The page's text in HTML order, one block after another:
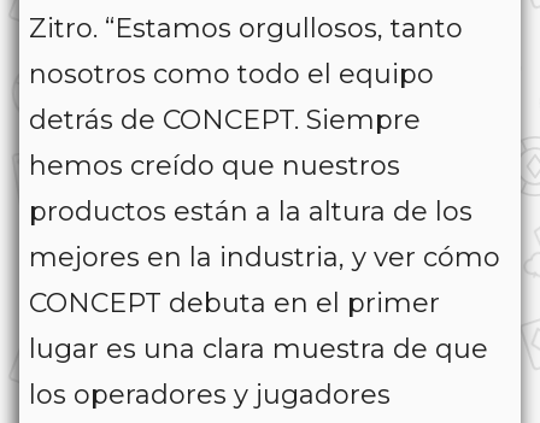
Zitro. “Estamos orgullosos, tanto
nosotros como todo el equipo
detrás de CONCEPT. Siempre
hemos creído que nuestros
productos están a la altura de los
mejores en la industria, y ver cómo
CONCEPT debuta en el primer
lugar es una clara muestra de que
los operadores y jugadores